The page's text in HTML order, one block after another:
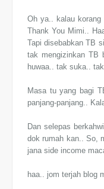
Oh ya.. kalau
Thank You Mimi..
Tapi disebabkan TB
tak mengizinkan TB
huwaa.. tak suka..
Masa tu yang bagi
panjang-panjang..
Dan selepas
dok rumah kan.. So,
jana side income
haa.. jom terjah blog